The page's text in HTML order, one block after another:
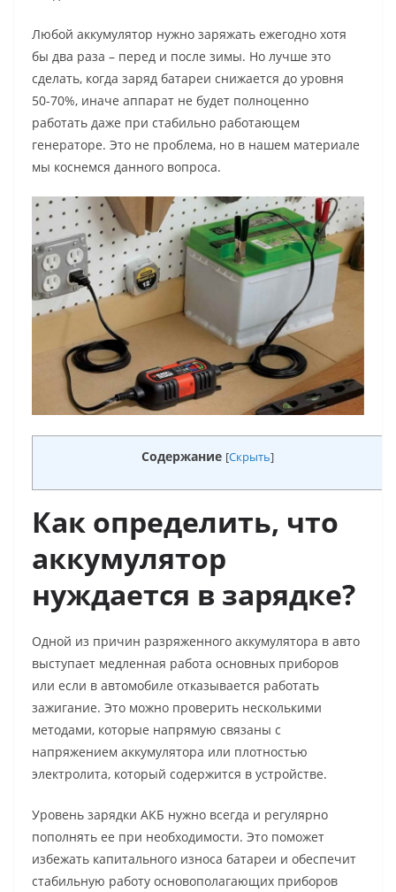
Любой аккумулятор нужно заряжать ежегодно хотя
бы два раза – перед и после зимы. Но лучше это
сделать, когда заряд батареи снижается до уровня
50-70%, иначе аппарат не будет полноценно
работать даже при стабильно работающем
генераторе. Это не проблема, но в нашем материале
мы коснемся данного вопроса.
Содержание [Скрыть]
Как определить, что
аккумулятор
нуждается в зарядке?
Одной из причин разряженного аккумулятора в авто
выступает медленная работа основных приборов
или если в автомобиле отказывается работать
зажигание. Это можно проверить несколькими
методами, которые напрямую связаны с
напряжением аккумулятора или плотностью
электролита, который содержится в устройстве.
Уровень зарядки АКБ нужно всегда и регулярно
пополнять ее при необходимости. Это поможет
избежать капитального износа батареи и обеспечит
стабильную работу основополагающих приборов